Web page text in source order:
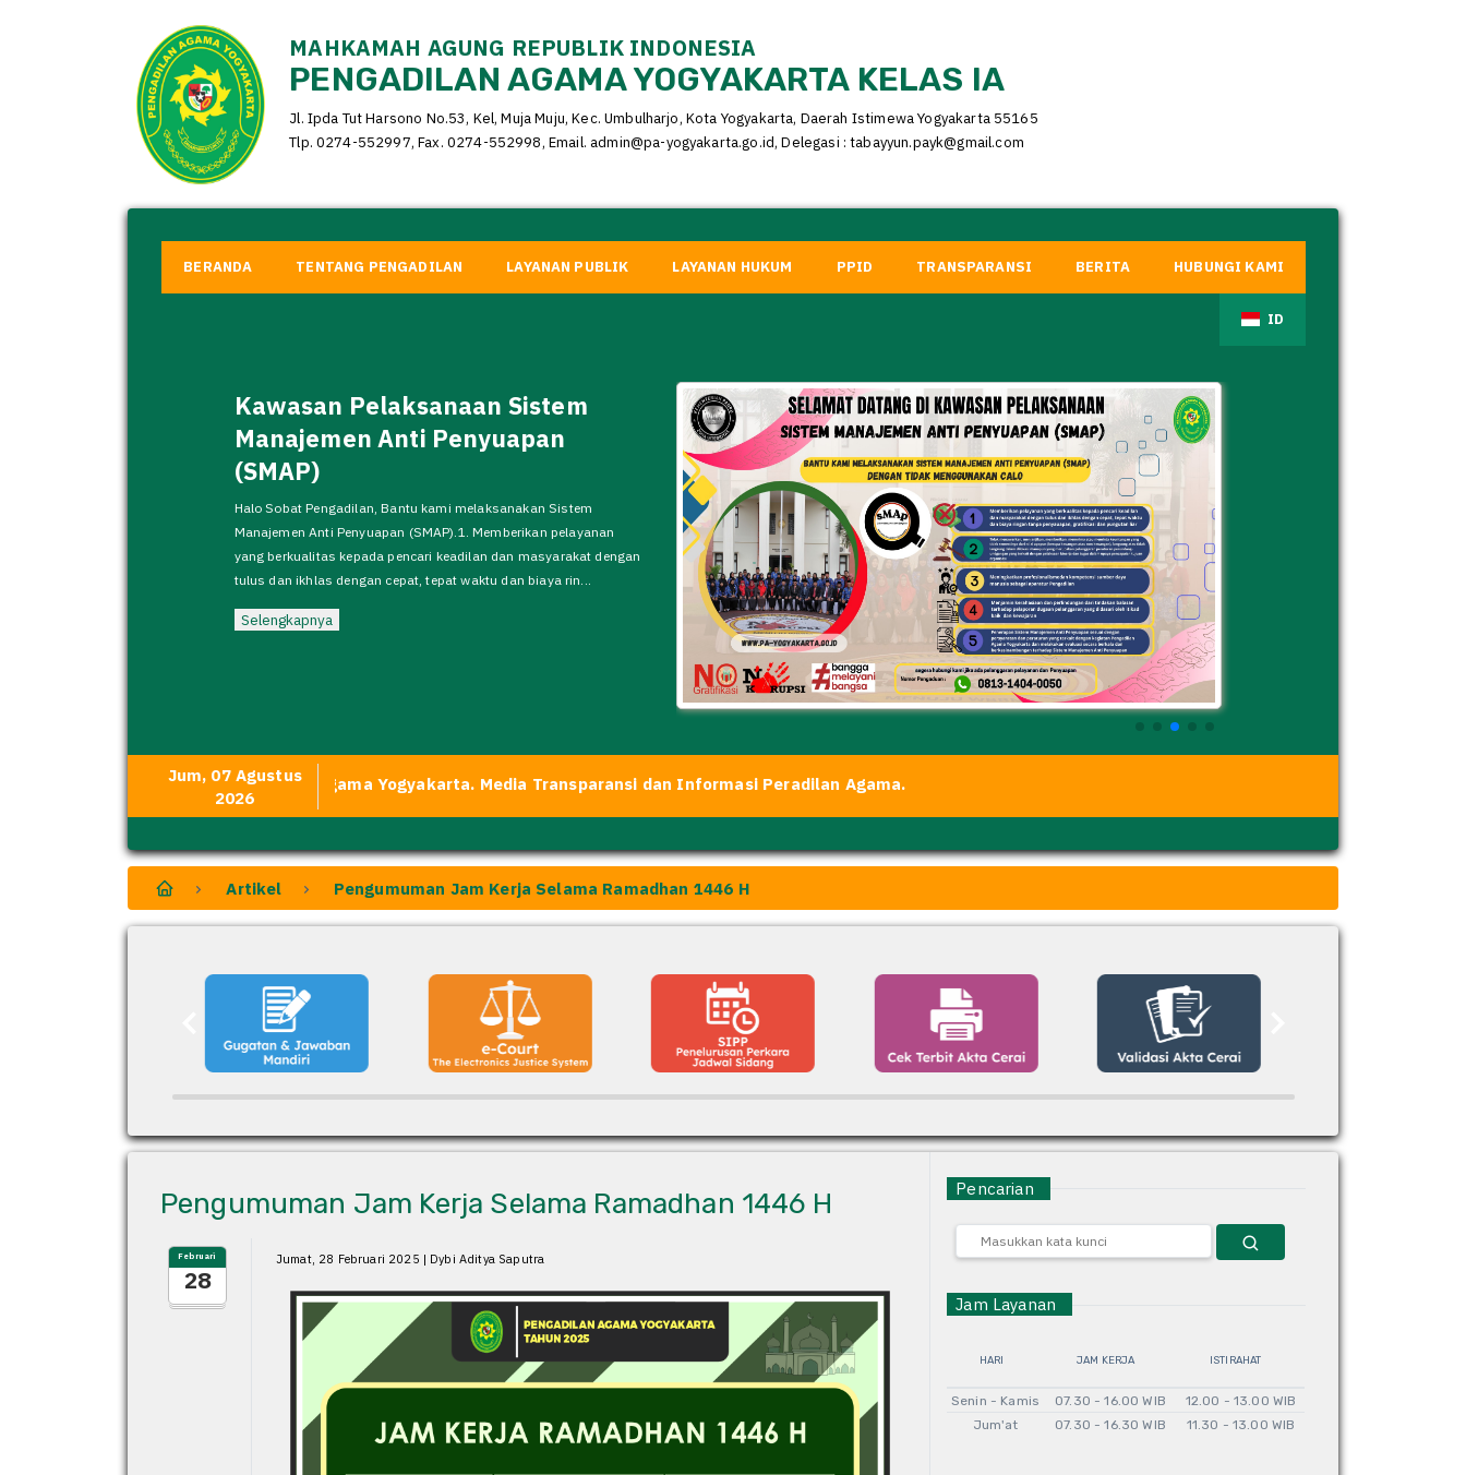
MAHKAMAH AGUNG REPUBLIK INDONESIA
PENGADILAN AGAMA YOGYAKARTA KELAS IA
Jl. Ipda Tut Harsono No.53, Kel, Muja Muju, Kec. Umbulharjo, Kota Yogyakarta, Daerah Istimewa Yogyakarta 55165
Tlp. 0274-552997, Fax. 0274-552998, Email. admin@pa-yogyakarta.go.id, Delegasi : tabayyun.payk@gmail.com
HUBUNGI KAMI
BERITA
TRANSPARANSI
PPID
LAYANAN HUKUM
LAYANAN PUBLIK
TENTANG PENGADILAN
BERANDA
ID
Himbauan Yang Mulia Ketua
Mahkamah Agung Republik
Indonesia, Prof. Dr. H. Sunarto,
S.H., M.H,.
Selengkapnya
Jum, 07 Agustus
2026
Website Resmi Pengadilan Agama Yogyakarta. Media Transparansi dan Informasi Peradilan Agama.
Artikel Pengumuman Jam Kerja Selama Ramadhan 1446 H
Pengumuman Jam Kerja Selama Ramadhan 1446 H
Februari
28
Jumat, 28 Februari 2025 | Dybi Aditya Saputra
Pencarian
Jam Layanan
HARI JAM KERJA ISTIRAHAT
Senin - Kamis 07.30 - 16.00 WIB
12.00 - 13.00 WIB
Jum'at
07.30 - 16.30 WIB 11.30 - 13.00 WIB